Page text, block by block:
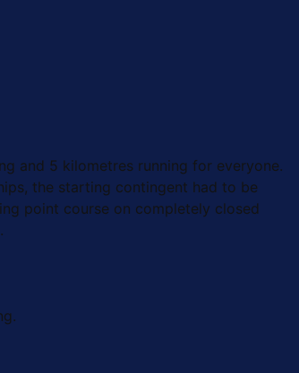
and 5 kilometres running for everyone.
the starting contingent had to be
point course on completely closed